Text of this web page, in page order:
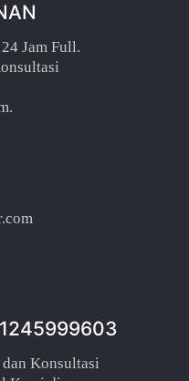
Jam Full.
Konsultasi